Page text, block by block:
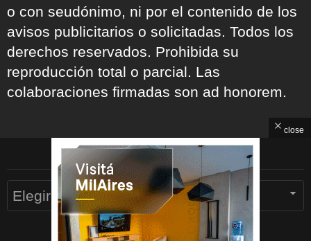
o con seudónimo, ni por el contenido de los
avisos publicitarios o solicitadas. Todos los
derechos reservados. Prohibida su
reproducción total o parcial. Las
colaboraciones firmadas son ad honorem.
ARCHIVOS
Archivos
close